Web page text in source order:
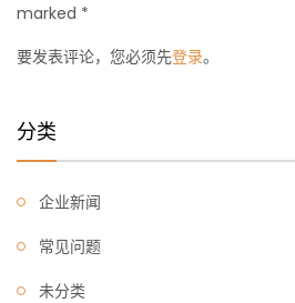
marked *
要发表评论，您必须先登录。
分类
企业新闻
常见问题
未分类